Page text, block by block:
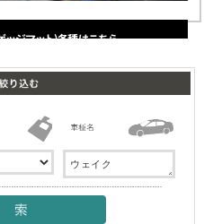
ッジマット)各種 はこちら